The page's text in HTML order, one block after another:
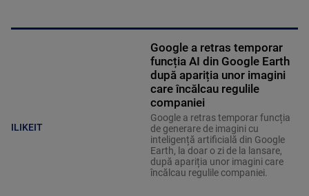
ILIKEIT
Google a retras temporar
funcția AI din Google Earth
după apariția unor imagini
care încălcau regulile
companiei
Google a retras temporar funcția
de generare de imagini cu
inteligență artificială din Google
Earth, la doar o zi de la lansare,
după apariția unor imagini care
încălcau regulile companiei.